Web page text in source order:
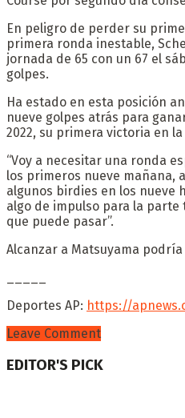
En peligro de perder su
primera ronda inestable,
jornada de 65 con un 67 el
golpes.
Ha estado en esta posición
nueve golpes atrás para
2022, su primera victoria en la
“Voy a necesitar una ronda
los primeros nueve mañana,
algunos birdies en los nueve
algo de impulso para la parte
que puede pasar”.
Alcanzar a Matsuyama
Deportes AP: https://
Leave Comment
EDITOR'S PICK